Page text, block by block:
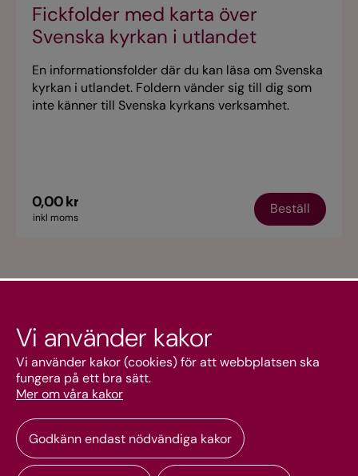
Fickfolder med karta över
Svenska kyrkan i utlandet
En informationsfolder där du kan läsa om Svenska
kyrkan i utlandet. Foldern vänder sig till dig som
inte känner till Svenska kyrkans verksamhet.
0,00 kr
inkl moms
Beställ
Kundtjänst
Mitt konto
Vi använder kakor
Vi använder kakor (cookies) för att webbplatsen ska
fungera på ett bra sätt.
Mer om våra kakor
Godkänn endast nödvändiga kakor